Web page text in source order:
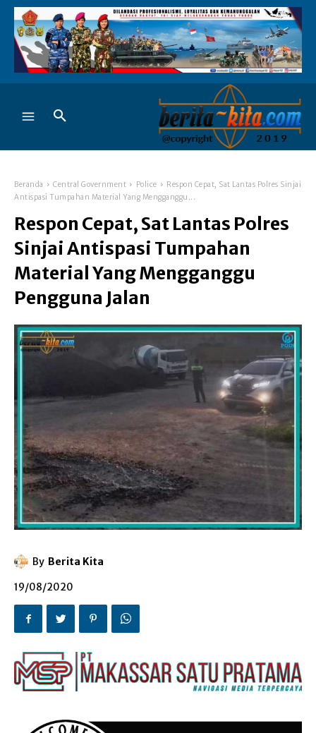
Beranda Central Government Police
Respon Cepat, Sat Lantas Polres Sinjai
Antispasi Tumpahan Material Yang Mengganggu...
Respon Cepat, Sat Lantas Polres
Sinjai Antispasi Tumpahan
Material Yang Mengganggu
Pengguna Jalan
By Berita Kita
19/08/2020